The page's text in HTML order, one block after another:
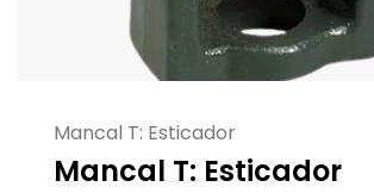
Mancal SNH
Mancal SNH